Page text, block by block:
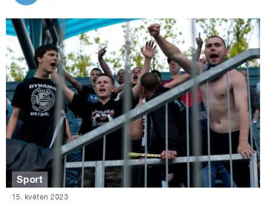
Sport
15. květen 2023